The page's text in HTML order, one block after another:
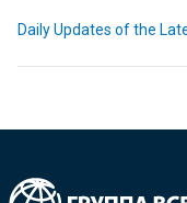
Daily Updates of the